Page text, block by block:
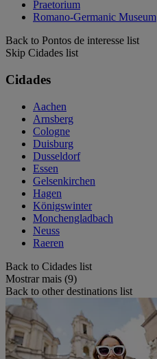
Praetorium
Romano-Germanic Museum
Back to Pontos de interesse list
Skip Cidades list
Cidades
Aachen
Arnsberg
Cologne
Duisburg
Dusseldorf
Essen
Gelsenkirchen
Hagen
Königswinter
Monchengladbach
Neuss
Raeren
Back to Cidades list
Mostrar mais (9)
Back to other destinations list